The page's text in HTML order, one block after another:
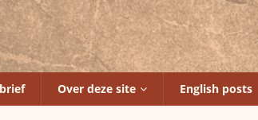
Over deze site English posts